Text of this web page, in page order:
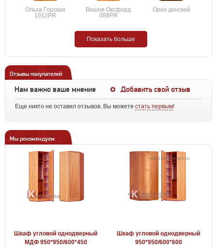
Ольха Горская
1912PR
Вишня Оксфорд
088PR
Орех донской
Показать больше
Отзывы покупателей
Нам важно ваше мнение Добавить свой отзыв
Еще никто не оставил отзывов. Вы можете стать первым!
Мы рекомендуем
Шкаф угловой однодверный
МДФ 950*950/600*450
Шкаф угловой однодверный
950*950/600*600